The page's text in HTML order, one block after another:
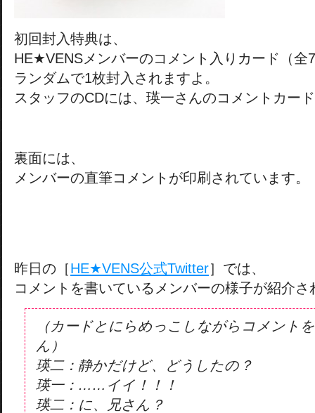
初回封入特典は、
HE★VENSメンバーのコメント入りカード（全
ランダムで1枚封入されますよ。
スタッフのCDには、瑛一さんのコメントカー
裏面には、
メンバーの直筆コメントが印刷されています。
昨日の［HE★VENS公式Twitter］では、
コメントを書いているメンバーの様子が紹介さ
（カードとにらめっこしながらコメント
ん）
瑛二：静かだけど、どうしたの？
瑛一：……イイ！！！
瑛二：に、兄さん？